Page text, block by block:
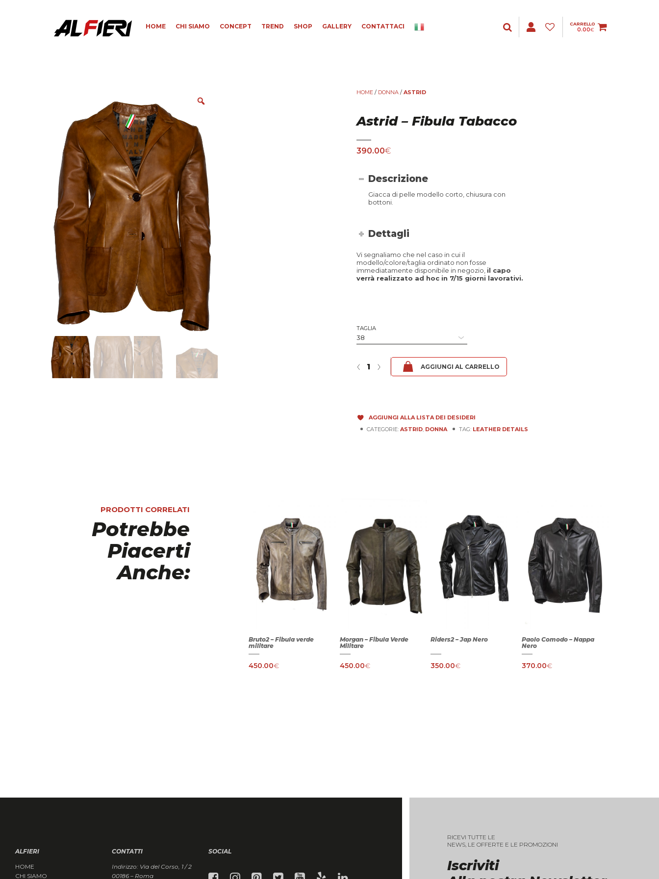
CARRELLO
0.00€
HOME CHI SIAMO CONCEPT TREND SHOP GALLERY CONTATTACI
HOME/ DONNA/ ASTRID
Astrid – Fibula Tabacco
390.00€
Descrizione
Giacca di pelle modello corto, chiusura con
bottoni.
Dettagli
Vi segnaliamo che nel caso in cui il
modello/colore/taglia ordinato non fosse
immediatamente disponibile in negozio, il capo
verrà realizzato ad hoc in 7/15 giorni lavorativi.
TAGLIA
Astrid - Fibula Tabacco quantità
›
‹ AGGIUNGI AL CARRELLO
AGGIUNGI ALLA LISTA DEI DESIDERI
CATEGORIE: ASTRID, DONNA TAG: LEATHER DETAILS
PRODOTTI CORRELATI
Potrebbe
Piacerti
Anche:
Bruto2 – Fibula verde
militare
450.00€
Morgan – Fibula Verde
Militare
450.00€
Riders2 – Jap Nero
350.00€
Paolo Comodo – Nappa
Nero
370.00€
ALFIERI
HOME
CHI SIAMO
CONTATTI
Indirizzo: Via del Corso, 1 / 2
00186 – Roma
SOCIAL
Iscriviti
RICEVI TUTTE LE
NEWS, LE OFFERTE E LE PROMOZIONI